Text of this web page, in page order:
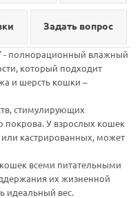
Задать вопрос
- полнорационный влажный
который подходит
и шерсть кошки –
стимулирующих
покрова. У взрослых кошек
кастрированных, может
всеми питательными
их жизненной
идеальный вес.